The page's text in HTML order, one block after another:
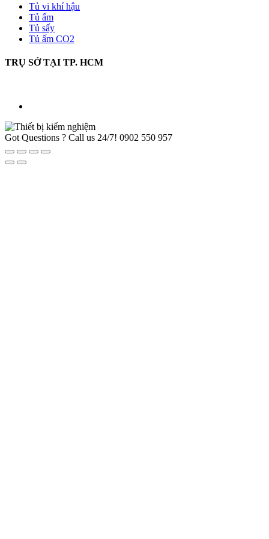
Tủ vi khí hậu
Tủ ấm
Tủ sấy
Tủ ấm CO2
TRỤ SỞ TẠI TP. HCM
Got Questions ? Call us 24/7! 0902 550 957